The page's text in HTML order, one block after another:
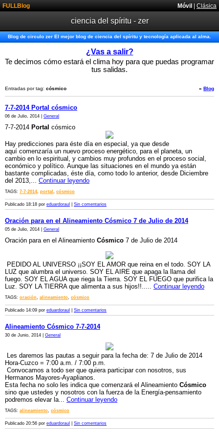
Móvil | Clásica
FULLBlog
ciencia del spíritu - zer
Blog de circulo zer El mejor blog de ciencia del spíritu y tecnología aplicada al alma.
¿Vas a salir?
Te decimos cómo estará el clima hoy para que puedas programar
tus salidas.
« Blog
Entradas por tag: cósmico
7-7-2014 Portal cósmico
06 de Julio, 2014 | General
7-7-2014 Portal cósmico
Hay predicciones para éste día en especial, ya que desde
aquí comenzaría un nuevo proceso energético, para el planeta, un
cambio en lo espiritual, y cambios muy profundos en el proceso social,
económico y político. Aunque las situaciones en el mundo ya están
bastante complicadas, éste día, como todo lo anterior, desde Diciembre
del 2013,... Continuar leyendo
TAGS: 7-7-2014, portal , cósmico
Publicado 18:18 por eduardoraul Sin comentarios
Oración para en el Alineamiento Cósmico 7 de Julio de 2014
05 de Julio, 2014 | General
Oración para en el Alineamiento Cósmico 7 de Julio de 2014
PEDIDO AL UNIVERSO ¡¡SOY EL AMOR que reina en el todo. SOY LA
LUZ que alumbra el universo. SOY EL AIRE que apaga la llama del
fuego. SOY EL AGUA que riega la Tierra. SOY EL FUEGO que purifica la
Luz. SOY LA TIERRA que alimenta a sus hijos!!..... Continuar leyendo
TAGS: oración, alineamiento, cósmico
Publicado 14:09 por eduardoraul Sin comentarios
Alineamiento Cósmico 7-7-2014
30 de Junio, 2014 | General
Les daremos las pautas a seguir para la fecha de: 7 de Julio de 2014
Hora-Cuzco = 7:00 a.m. / 7:00 p.m.
Convocamos a todo ser que quiera participar con nosotros, sus
Hermanos Mayores-Ayaplianos.
Esta fecha no solo les indica que comenzará el Alineamiento Cósmico
sino que ustedes y nosotros con la fuerza de la Energía-pensamiento
podremos elevar la... Continuar leyendo
TAGS: alineamiento, cósmico
Publicado 20:56 por eduardoraul Sin comentarios